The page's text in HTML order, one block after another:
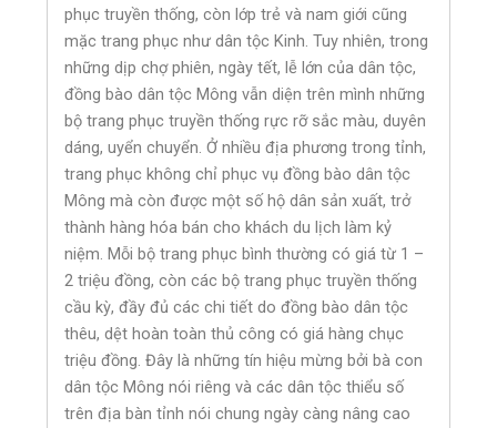
phục truyền thống, còn lớp trẻ và nam giới cũng
mặc trang phục như dân tộc Kinh. Tuy nhiên, trong
những dịp chợ phiên, ngày tết, lễ lớn của dân tộc,
đồng bào dân tộc Mông vẫn diện trên mình những
bộ trang phục truyền thống rực rỡ sắc màu, duyên
dáng, uyển chuyển. Ở nhiều địa phương trong tỉnh,
trang phục không chỉ phục vụ đồng bào dân tộc
Mông mà còn được một số hộ dân sản xuất, trở
thành hàng hóa bán cho khách du lịch làm kỷ
niệm. Mỗi bộ trang phục bình thường có giá từ 1 –
2 triệu đồng, còn các bộ trang phục truyền thống
cầu kỳ, đầy đủ các chi tiết do đồng bào dân tộc
thêu, dệt hoàn toàn thủ công có giá hàng chục
triệu đồng. Đây là những tín hiệu mừng bởi bà con
dân tộc Mông nói riêng và các dân tộc thiểu số
trên địa bàn tỉnh nói chung ngày càng nâng cao